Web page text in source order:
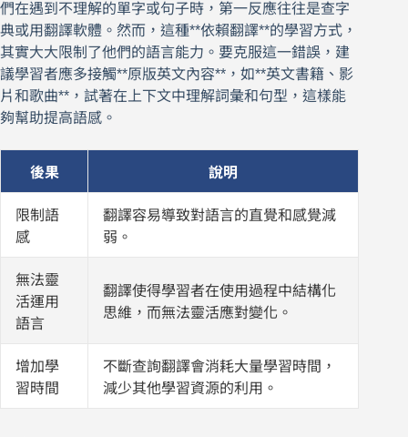
們在遇到不理解的單字或句子時，第一反應往往是查字
典或用翻譯軟體。然而，這種**依賴翻譯**的學習方式，
其實大大限制了他們的語言能力。要克服這一錯誤，建
議學習者應多接觸**原版英文內容**，如**英文書籍、影
片和歌曲**，試著在上下文中理解詞彙和句型，這樣能
夠幫助提高語感。
後果 說明
限制語
感
翻譯容易導致對語言的直覺和感覺減
弱。
無法靈
活運用
語言
翻譯使得學習者在使用過程中結構化
思維，而無法靈活應對變化。
增加學
習時間
不斷查詢翻譯會消耗大量學習時間，
減少其他學習資源的利用。